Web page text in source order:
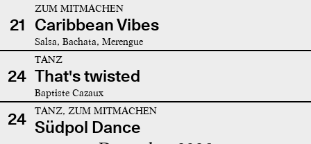
21
ZUM MITMACHEN
Caribbean Vibes
Salsa, Bachata, Merengue
24
TANZ
That's twisted
Baptiste Cazaux
24 TANZ, ZUM MITMACHEN
Südpol Dance